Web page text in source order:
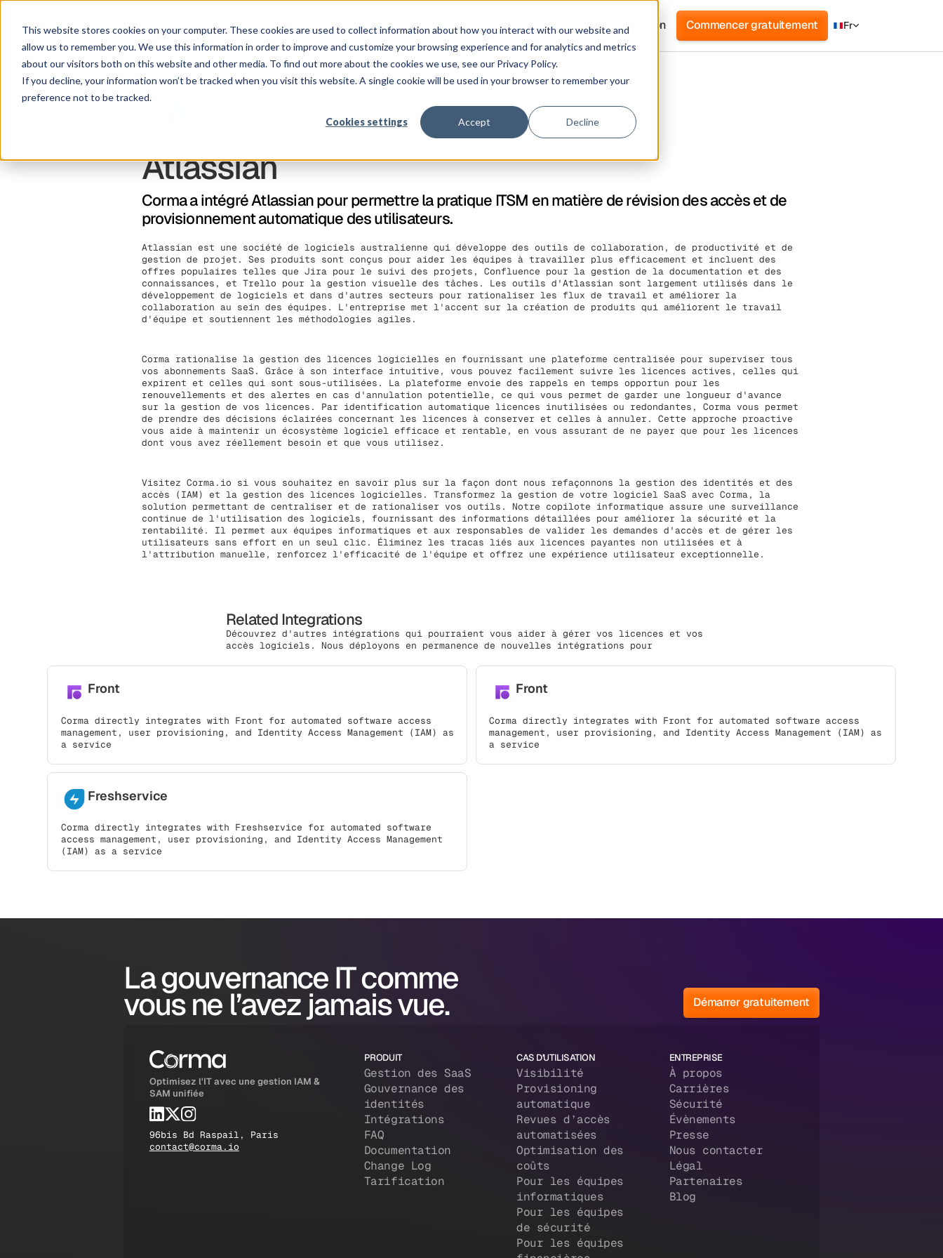
This website stores cookies on your computer. These cookies are used to collect information about how you interact with our website and
allow us to remember you. We use this information in order to improve and customize your browsing experience and for analytics and metrics
about our visitors both on this website and other media. To find out more about the cookies we use, see our Privacy Policy.
If you decline, your information won’t be tracked when you visit this website. A single cookie will be used in your browser to remember your
preference not to be tracked.
Cookies settings Accept Decline
Solution Platforme Clients Tarification Ressources Entreprise Connexion Commencer gratuitement Fr
Atlassian
Corma a intégré Atlassian pour permettre la pratique ITSM en matière de révision des accès et de
provisionnement automatique des utilisateurs.
Atlassian est une société de logiciels australienne qui développe des outils de collaboration, de productivité et de
gestion de projet. Ses produits sont conçus pour aider les équipes à travailler plus efficacement et incluent des
offres populaires telles que Jira pour le suivi des projets, Confluence pour la gestion de la documentation et des
connaissances, et Trello pour la gestion visuelle des tâches. Les outils d'Atlassian sont largement utilisés dans le
développement de logiciels et dans d'autres secteurs pour rationaliser les flux de travail et améliorer la
collaboration au sein des équipes. L'entreprise met l'accent sur la création de produits qui améliorent le travail
d'équipe et soutiennent les méthodologies agiles.
Corma rationalise la gestion des licences logicielles en fournissant une plateforme centralisée pour superviser tous
vos abonnements SaaS. Grâce à son interface intuitive, vous pouvez facilement suivre les licences actives, celles qui
expirent et celles qui sont sous-utilisées. La plateforme envoie des rappels en temps opportun pour les
renouvellements et des alertes en cas d'annulation potentielle, ce qui vous permet de garder une longueur d'avance
sur la gestion de vos licences. Par identification automatique licences inutilisées ou redondantes, Corma vous permet
de prendre des décisions éclairées concernant les licences à conserver et celles à annuler. Cette approche proactive
vous aide à maintenir un écosystème logiciel efficace et rentable, en vous assurant de ne payer que pour les licences
dont vous avez réellement besoin et que vous utilisez.
Visitez Corma.io si vous souhaitez en savoir plus sur la façon dont nous refaçonnons la gestion des identités et des
accès (IAM) et la gestion des licences logicielles. Transformez la gestion de votre logiciel SaaS avec Corma, la
solution permettant de centraliser et de rationaliser vos outils. Notre copilote informatique assure une surveillance
continue de l'utilisation des logiciels, fournissant des informations détaillées pour améliorer la sécurité et la
rentabilité. Il permet aux équipes informatiques et aux responsables de valider les demandes d'accès et de gérer les
utilisateurs sans effort en un seul clic. Éliminez les tracas liés aux licences payantes non utilisées et à
l'attribution manuelle, renforcez l'efficacité de l'équipe et offrez une expérience utilisateur exceptionnelle.
Related Integrations
Découvrez d'autres intégrations qui pourraient vous aider à gérer vos licences et vos
accès logiciels. Nous déployons en permanence de nouvelles intégrations pour
Front
Corma directly integrates with Front for automated software access
management, user provisioning, and Identity Access Management (IAM) as
a service
Front
Corma directly integrates with Front for automated software access
management, user provisioning, and Identity Access Management (IAM) as
a service
Freshservice
Corma directly integrates with Freshservice for automated software
access management, user provisioning, and Identity Access Management
(IAM) as a service
La gouvernance IT comme
vous ne l’avez jamais vue. Démarrer gratuitement
Optimisez l'IT avec une gestion IAM &
SAM unifiée
96bis Bd Raspail, Paris
contact@corma.io
PRODUIT
Gestion des SaaS
Gouvernance des
identités
Intégrations
FAQ
Documentation
Change Log
Tarification
CAS D'UTILISATION
Visibilité
Provisioning
automatique
Revues d’accès
automatisées
Optimisation des
coûts
Pour les équipes
informatiques
Pour les équipes
de sécurité
Pour les équipes
ENTREPRISE
À propos
Carrières
Sécurité
Évènements
Presse
Nous contacter
Légal
Partenaires
Blog